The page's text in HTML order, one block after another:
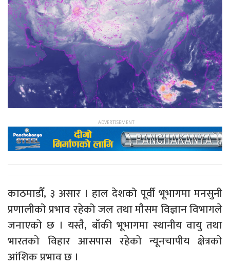
काठमाडौँ, ३ असार । हाल देशको पूर्वी भूभागमा मनसुनी
प्रणालीको प्रभाव रहेको जल तथा मौसम विज्ञान विभागले
जनाएको छ । यस्तै, बाँकी भूभागमा स्थानीय वायु तथा
भारतको विहार आसपास रहेको न्यूनचापीय क्षेत्रको
आंशिक प्रभाव छ ।